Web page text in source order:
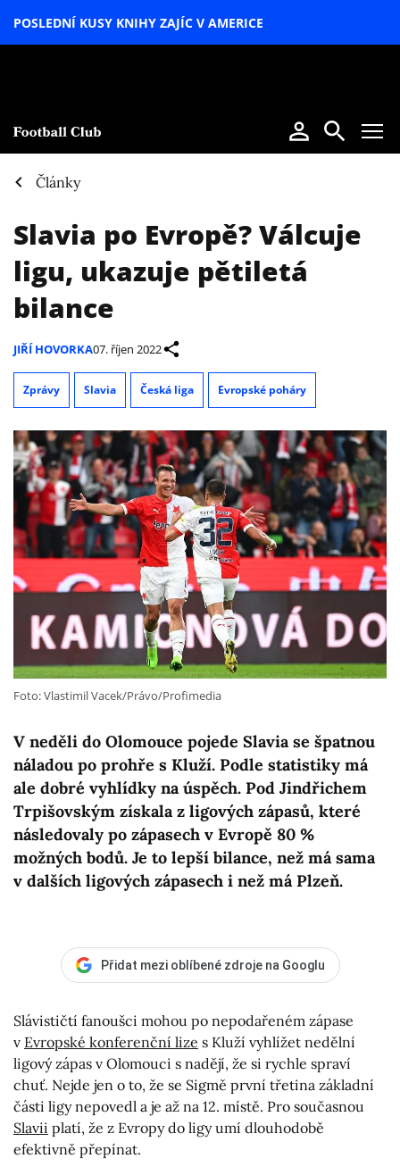
POSLEDNÍ KUSY KNIHY ZAJÍC V AMERICE
Články
Slavia po Evropě? Válcuje
ligu, ukazuje pětiletá
bilance
JIŘÍ HOVORKA07. říjen 2022
Zprávy Slavia Česká liga Evropské poháry
V neděli do Olomouce pojede Slavia se špatnou
náladou po prohře s Kluží. Podle statistiky má
ale dobré vyhlídky na úspěch. Pod Jindřichem
Trpišovským získala z ligových zápasů, které
následovaly po zápasech v Evropě 80 %
možných bodů. Je to lepší bilance, než má sama
v dalších ligových zápasech i než má Plzeň.
Foto: Vlastimil Vacek/Právo/Profimedia
Přidat mezi oblíbené zdroje na Googlu
Slávističtí fanoušci mohou po nepodařeném zápase
v Evropské konferenční lize s Kluží vyhlížet nedělní
ligový zápas v Olomouci s nadějí, že si rychle spraví
chuť. Nejde jen o to, že se Sigmě první třetina základní
části ligy nepovedl a je až na 12. místě. Pro současnou
Slavii platí, že z Evropy do ligy umí dlouhodobě
efektivně přepínat.